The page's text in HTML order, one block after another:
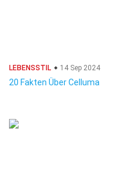
LEBENSSTIL 14 Sep 2024
20 Fakten Über Celluma